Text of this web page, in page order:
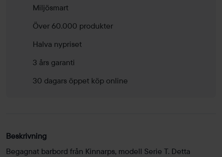
Miljösmart
Över 60.000 produkter
Halva nypriset
3 års garanti
30 dagars öppet köp online
Beskrivning
Begagnat barbord från Kinnarps, modell Serie T. Detta